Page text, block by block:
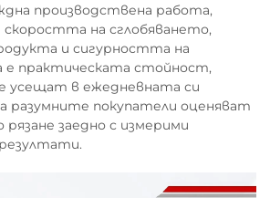
производствена работа,
на сглобяването,
и сигурността на
е практическата стойност,
усещат в ежедневната си
разумните покупатели оценяват
рязане заедно с измерими